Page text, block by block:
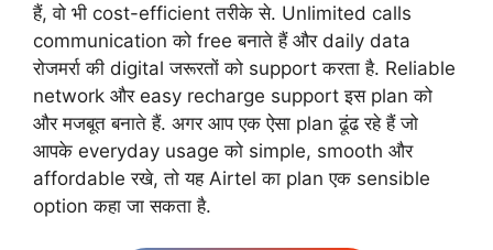
हैं, वो भी cost-efficient तरीके से. Unlimited calls
communication को free बनाते हैं और daily data
रोजमर्रा की digital जरूरतों को support करता है. Reliable
network और easy recharge support इस plan को
और मजबूत बनाते हैं. अगर आप एक ऐसा plan ढूंढ रहे हैं जो
आपके everyday usage को simple, smooth और
affordable रखे, तो यह Airtel का plan एक sensible
option कहा जा सकता है.